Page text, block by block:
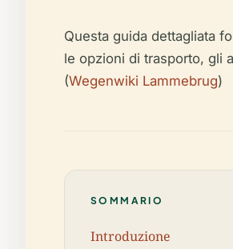
Questa guida dettagliata
le opzioni di trasporto, gli
(Wegenwiki Lammebrug)
SOMMARIO
Introduzione